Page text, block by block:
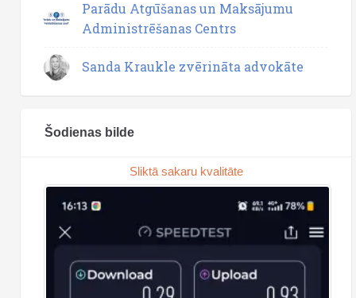
Parādu Atgūšanas un Maksājumu
Administrēšanas Centrs
Sanda Kraukle zvērināta advokāte
Šodienas bilde
Sliktā sakaru kvalitāte